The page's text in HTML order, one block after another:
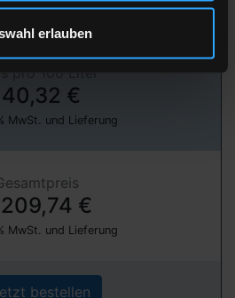
erlauben
€
MwSt. und Lieferung
€
MwSt. und Lieferung
bestellen